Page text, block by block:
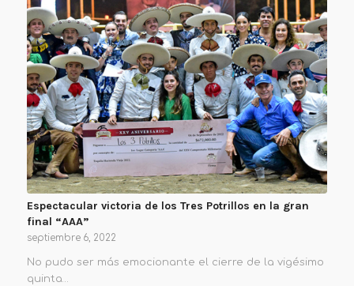
Espectacular victoria de los Tres Potrillos en la gran
final “AAA”
septiembre 6, 2022
No pudo ser más emocionante el cierre de la vigésimo
quinta…